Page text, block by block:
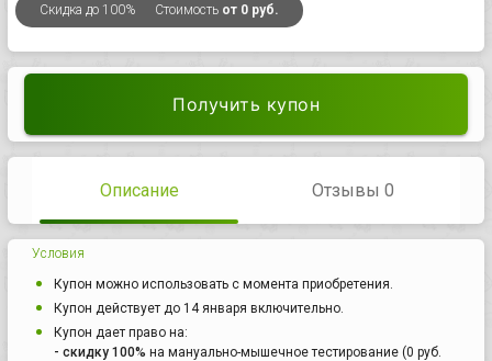
Скидка до 100% Стоимость от 0 руб.
Получить купон
Описание Отзывы 0
Условия
Купон можно использовать с момента приобретения.
Купон действует до 14 января включительно.
Купон дает право на:
- скидку 100% на мануально-мышечное тестирование (0 руб.